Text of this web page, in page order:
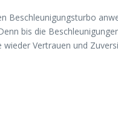
Beschleunigungsturbo
bis die
Vertrauen und